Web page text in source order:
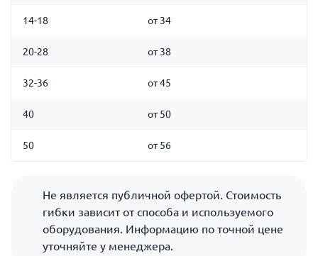
14-18 от 34
20-28 от 38
32-36 от 45
40 от 50
50 от 56
Не является публичной офертой. Стоимость
гибки зависит от способа и используемого
оборудования. Информацию по точной цене
уточняйте у менеджера.